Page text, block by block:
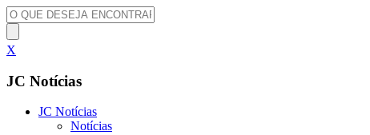
X
JC Notícias
JC Notícias
Notícias